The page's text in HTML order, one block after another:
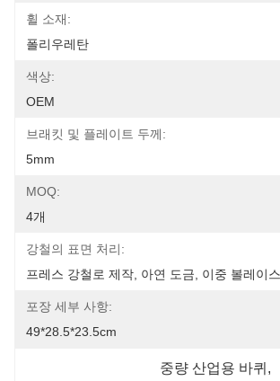
휠 소재:
폴리우레탄
색상:
OEM
브래킷 및 플레이트 두께:
5mm
MOQ:
4개
강철의 표면 처리:
프레스 강철로 제작, 아연 도금, 이중 볼레이
포장 세부 사항:
49*28.5*23.5cm
중량 산업용 바퀴 ,